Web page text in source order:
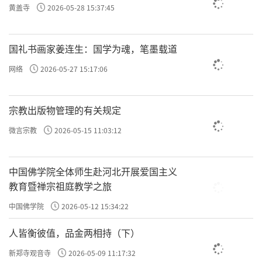
心境保持安详自在，这才是超越世间一切的真
来源：黄盖寺
黄盖寺 2026-05-28 15:37:45
国礼书画家姜连生：国学为魂，笔墨载道
网络 2026-05-27 15:17:06
宗教出版物管理的有关规定
微言宗教 2026-05-15 11:03:12
中国佛学院全体师生赴河北开展爱国主义
教育暨禅宗祖庭教学之旅
中国佛学院 2026-05-12 15:34:22
人皆衡彼值，品金两相持（下）
新郑寺观音寺 2026-05-09 11:17:32